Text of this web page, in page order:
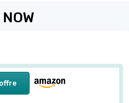
NOW